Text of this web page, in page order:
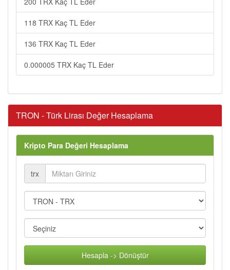
118 TRX Kaç TL Eder
136 TRX Kaç TL Eder
0.000005 TRX Kaç TL Eder
TRON - Türk Lirası Değer Hesaplama
Kripto Para Değeri Hesaplama
trx
Hesapla -> Dönüştür